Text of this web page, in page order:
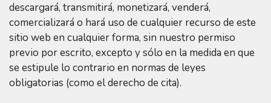
descargará, transmitirá, monetizará, venderá,
comercializará o hará uso de cualquier recurso de este
sitio web en cualquier forma, sin nuestro permiso
previo por escrito, excepto y sólo en la medida en que
se estipule lo contrario en normas de leyes
obligatorias (como el derecho de cita).